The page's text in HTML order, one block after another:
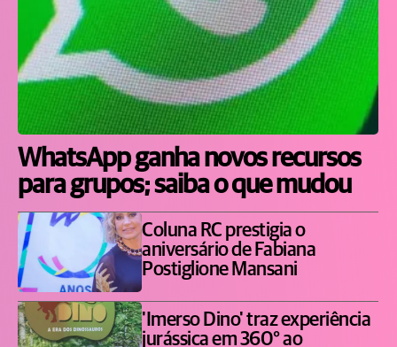
WhatsApp ganha novos recursos
para grupos; saiba o que mudou
Coluna RC prestigia o
aniversário de Fabiana
Postiglione Mansani
'Imerso Dino' traz experiência
jurássica em 360° ao